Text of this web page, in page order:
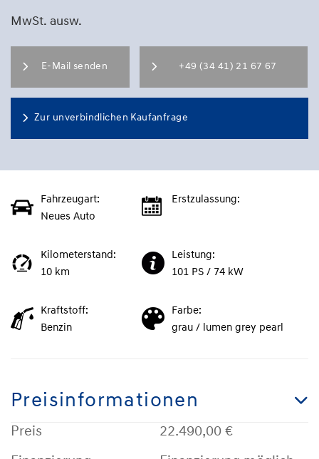
MwSt. ausw.
E-Mail senden +49 (34 41) 21 67 67
Zur unverbindlichen Kaufanfrage
Fahrzeugart:
Neues Auto
Erstzulassung:
Kilometerstand:
10 km
Leistung:
101 PS / 74 kW
Kraftstoff:
Benzin
Farbe:
grau / lumen grey pearl
Preisinformationen
Preis 22.490,00 €